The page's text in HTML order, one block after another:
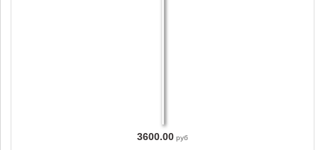
3600.00 руб